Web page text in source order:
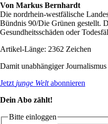
Von Markus Bernhardt
Die nordrhein-westfälische
Bündnis 90/Die Grünen gestellt.
Gesundheitsschäden oder
Artikel-Länge: 2362 Zeichen
Damit unabhängiger
Jetzt junge Weltabonnieren
Dein Abo zählt!
Bitte einloggen